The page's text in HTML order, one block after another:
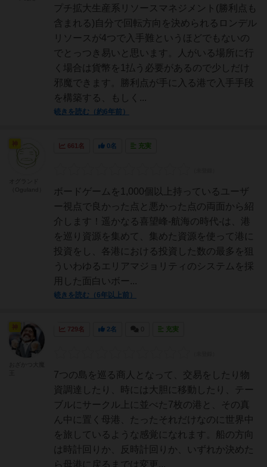
プチ拡大生産系リソースマネジメント(勝利点も
含まれる)自分で回転方向を決められるロンデル
リソースが4つで入手難というほどでもないの
でとっつき易いと思います。人がいる場所に行
く場合は貨幣を1払う必要があるので少しだけ
邪魔できます。勝利点が手に入る港で入手手段
を構築する、もしく...
続きを読む（約6年前）
661名 0名 充実
ボードゲームを1,000個以上持っているユーザ
ー視点で良かった点と悪かった点の両面から紹
介します！遥かなる喜望峰-航海の時代-は、港
を巡り資源を集めて、集めた資源を使って港に
投資をし、各港における投資した数の最多を狙
ういわゆるエリアマジョリティのシステムを採
用した面白いボー...
続きを読む（6年以上前）
729名 2名 充実
7つの島を巡る商人となって、交易をしたり物
資調達したり、時には大胆に移動したり、テー
ブルにサークル上に並べた7枚の港と、その真
ん中に置く母港、たったそれだけなのに世界中
を旅しているような感覚になれます。船の方向
は時計回りか、反時計回りか、いずれか決めた
ら母港に戻るまでは変更...
神